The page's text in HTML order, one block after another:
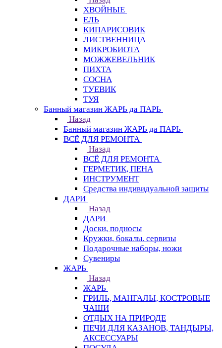
ХВОЙНЫЕ
ЕЛЬ
КИПАРИСОВИК
ЛИСТВЕННИЦА
МИКРОБИОТА
МОЖЖЕВЕЛЬНИК
ПИХТА
СОСНА
ТУЕВИК
ТУЯ
Банный магазин ЖАРЬ да ПАРЬ
Назад
Банный магазин ЖАРЬ да ПАРЬ
ВСЁ ДЛЯ РЕМОНТА
Назад
ВСЁ ДЛЯ РЕМОНТА
ГЕРМЕТИК, ПЕНА
ИНСТРУМЕНТ
Средства индивидуальной защиты
ДАРИ
Назад
ДАРИ
Доски, подносы
Кружки, бокалы. сервизы
Подарочные наборы, ножи
Сувениры
ЖАРЬ
Назад
ЖАРЬ
ГРИЛЬ, МАНГАЛЫ, КОСТРОВЫЕ
ЧАШИ
ОТДЫХ НА ПРИРОДЕ
ПЕЧИ ДЛЯ КАЗАНОВ, ТАНДЫРЫ,
АКСЕССУАРЫ